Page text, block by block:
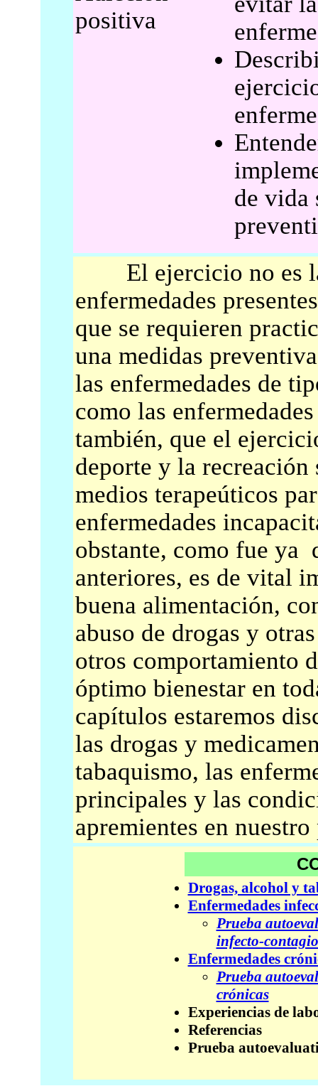
positiva
de vida
El ejercicio no es la
enfermedades
que se requieren
una medidas
las enfermedades de
como las
también, que el
deporte y la recreación
medios terapeúticos
enfermedades
obstante, como fue ya
anteriores, es de vital
buena alimentación,
abuso de drogas y
otros comportamiento
óptimo bienestar en
capítulos estaremos
las drogas y
tabaquismo, las
principales y las
apremientes en
Drogas, alcohol y
Enfermedades
Prueba
infecto-
Enfermedades
Prueba
crónicas
Experiencias de
Referencias
Prueba